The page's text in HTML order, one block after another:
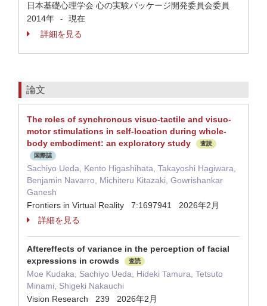
日本基礎心理学会 心の実験パッケージ開発委員会委員
2014年
-
現在
詳細を見る
論文
The roles of synchronous visuo-tactile and visuo-
motor stimulations in self-location during whole-
body embodiment: an exploratory study
査読
国際誌
Sachiyo Ueda, Kento Higashihata, Takayoshi Hagiwara,
Benjamin Navarro, Michiteru Kitazaki, Gowrishankar
Ganesh
Frontiers in Virtual Reality 7:1697941 2026年2月
詳細を見る
Aftereffects of variance in the perception of facial
expressions in crowds
査読
Moe Kudaka, Sachiyo Ueda, Hideki Tamura, Tetsuto
Minami, Shigeki Nakauchi
Vision Research 239 2026年2月